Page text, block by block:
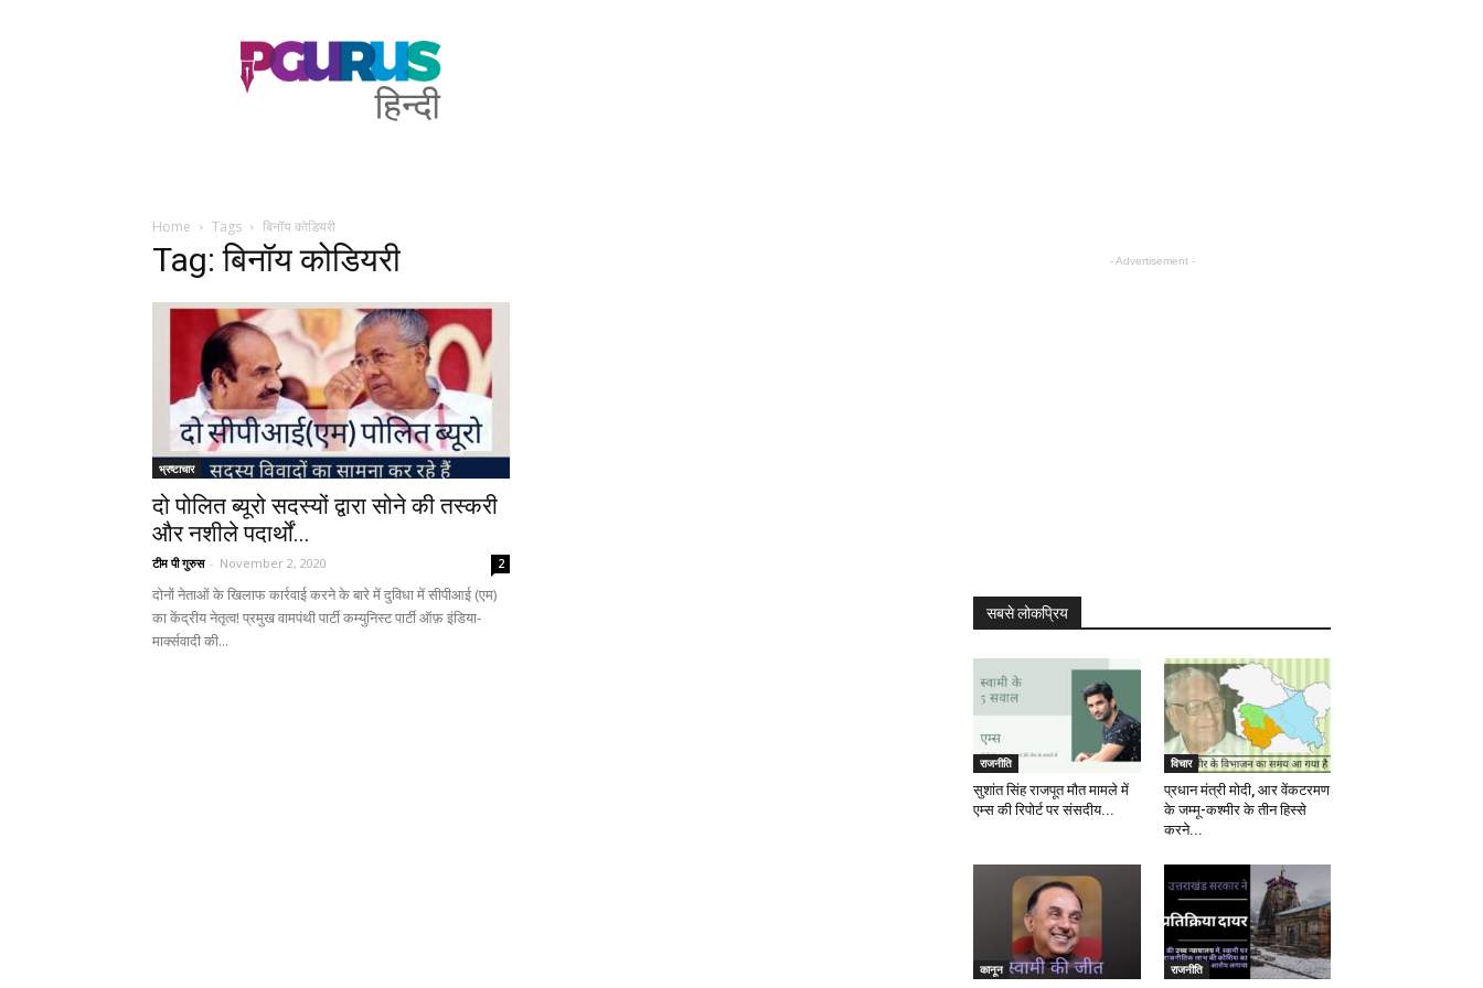
PGurus
Hindi
Home Tags बिनॉय कोडियरी
Tag: बिनॉय कोडियरी
भ्रष्टाचार
दो पोलित ब्यूरो सदस्यों द्वारा सोने की तस्करी
और नशीले पदार्थों...
टीम पी गुरुस - November 2, 2020 2
दोनों नेताओं के खिलाफ कार्रवाई करने के बारे में दुविधा में सीपीआई (एम)
का केंद्रीय नेतृत्व! प्रमुख वामपंथी पार्टी कम्युनिस्ट पार्टी ऑफ़ इंडिया-
मार्क्सवादी की...
- Advertisement -
सबसे लोकप्रिय
राजनीति
सुशांत सिंह राजपूत मौत मामले में
एम्स की रिपोर्ट पर संसदीय...
विचार
प्रधान मंत्री मोदी, आर वेंकटरमण
के जम्मू-कश्मीर के तीन हिस्से
करने...
कानून राजनीति